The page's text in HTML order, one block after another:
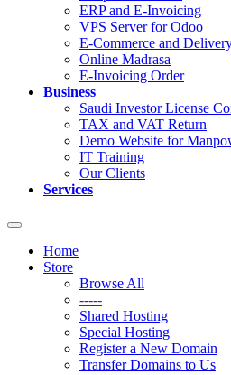
ERP and E-Invoicing
VPS Server for Odoo
E-Commerce and
Online Madrasa
E-Invoicing Order
Business
Saudi Investor License
TAX and VAT Return
Demo Website for
IT Training
Our Clients
Services
Toggle
navigationHome
Store
Browse All
-----
Shared Hosting
Special Hosting
Register a New Domain
Transfer Domains to Us